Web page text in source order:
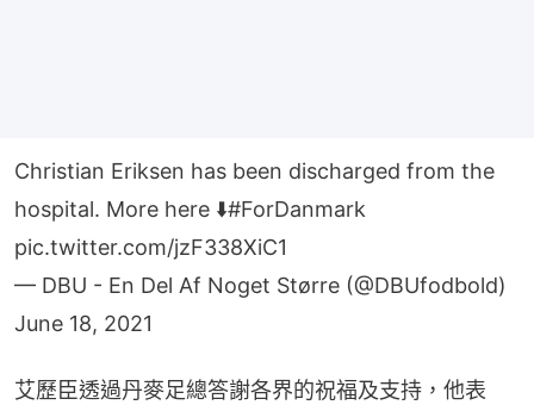
Christian Eriksen has been discharged from the
hospital. More here ⬇️#ForDanmark
pic.twitter.com/jzF338XiC1
— DBU - En Del Af Noget Større (@DBUfodbold)
June 18, 2021
艾歷臣透過丹麥足總答謝各界的祝福及支持，他表